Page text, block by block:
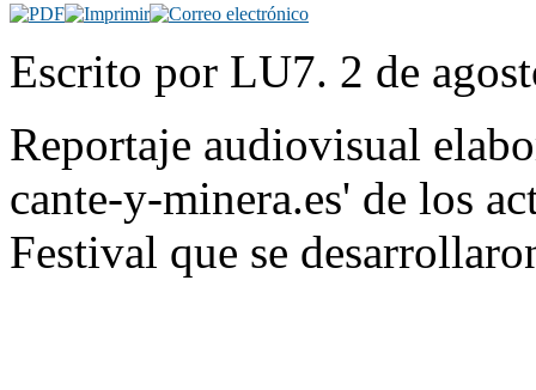
Escrito por LU7. 2 de
Reportaje audiovisual
cante-y-minera.es' de los
Festival que se